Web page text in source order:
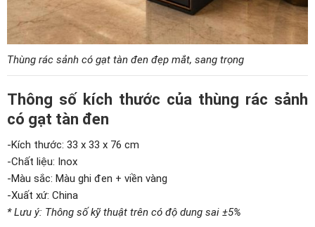
Thùng rác sảnh có gạt tàn đen đẹp mắt, sang trọng
Thông số kích thước của thùng rác sảnh
có gạt tàn đen
-Kích thước: 33 x 33 x 76 cm
-Chất liệu: Inox
-Màu sắc: Màu ghi đen + viền vàng
-Xuất xứ: China
* Lưu ý: Thông số kỹ thuật trên có độ dung sai ±5%